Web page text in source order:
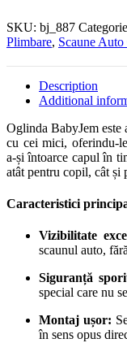
SKU: bj_887
Plimbare, Scaune
Description
Additional
Oglinda BabyJem este
cu cei mici, oferindu-
a-și întoarce capul în
atât pentru copil, cât și
Caracteristici
Vizibilitate
scaunul auto,
Siguranță
special care nu
Montaj ușor:
în sens opus